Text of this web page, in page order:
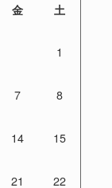
金 土
1
7 8
14 15
21 22